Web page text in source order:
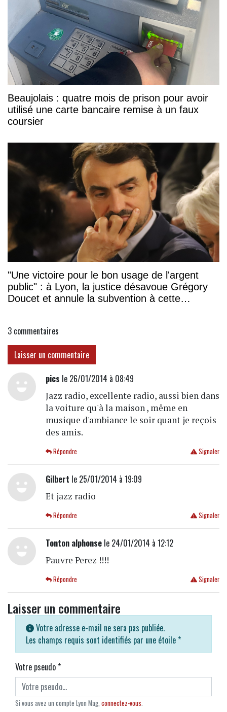
Beaujolais : quatre mois de prison pour avoir
utilisé une carte bancaire remise à un faux
coursier
"Une victoire pour le bon usage de l'argent
public" : à Lyon, la justice désavoue Grégory
Doucet et annule la subvention à cette
3 commentaires
Laisser un commentaire
pics le 26/01/2014 à 08:49
Jazz radio, excellente radio, aussi bien dans
la voiture qu'à la maison , même en
musique d'ambiance le soir quant je reçois
des amis.
Signaler
Répondre
Gilbert le 25/01/2014 à 19:09
Et jazz radio
Signaler
Répondre
Tonton alphonsele 24/01/2014 à 12:12
Pauvre Perez !!!!
Signaler
Répondre
Laisser un commentaire
Votre adresse e-mail ne sera pas publiée.
Les champs requis sont identifiés par une étoile *
Votre pseudo*
Si vous avez un compte Lyon Mag, connectez-vous.